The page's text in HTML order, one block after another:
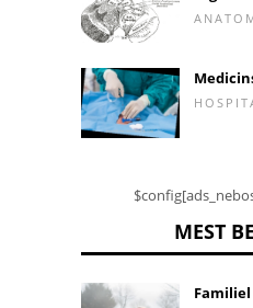
MEST